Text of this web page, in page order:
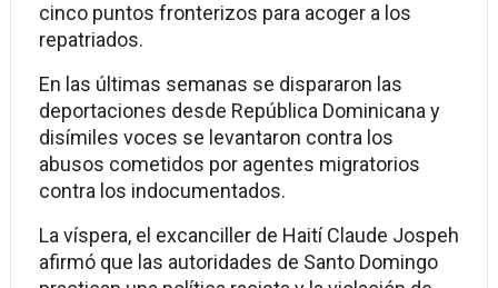
cinco puntos fronterizos para acoger a los
repatriados.
En las últimas semanas se dispararon las
deportaciones desde República Dominicana y
disímiles voces se levantaron contra los
abusos cometidos por agentes migratorios
contra los indocumentados.
La víspera, el excanciller de Haití Claude Jospeh
afirmó que las autoridades de Santo Domingo